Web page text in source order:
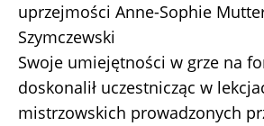
uprzejmości Anne-Sophie
Szymczewski
Swoje umiejętności w grze na
doskonalił uczestnicząc w
mistrzowskich prowadzonych